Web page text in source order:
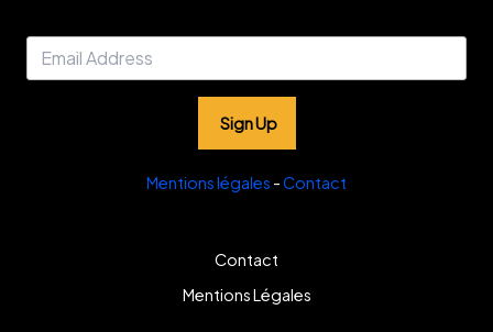
Sign Up
Mentions légales -Contact
Contact
Mentions Légales